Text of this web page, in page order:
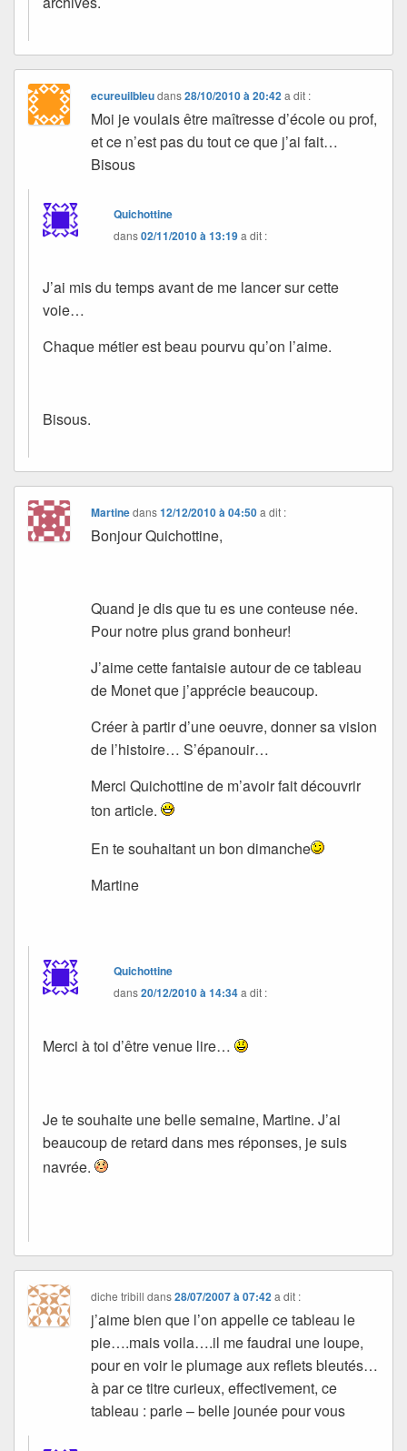
ecureuilbleudans28/10/2010 à 20:42 a dit :
Moi je voulais être maîtresse d’école ou prof,
et ce n’est pas du tout ce que j’ai fait…
Bisous
Quichottine
dans02/11/2010 à 13:19a dit :
J’ai mis du temps avant de me lancer sur cette
voie…
Chaque métier est beau pourvu qu’on l’aime.
Bisous.
Martinedans12/12/2010 à 04:50 a dit :
Bonjour Quichottine,
Quand je dis que tu es une conteuse née.
Pour notre plus grand bonheur!
J’aime cette fantaisie autour de ce tableau
de Monet que j’apprécie beaucoup.
Créer à partir d’une oeuvre, donner sa vision
de l’histoire… S’épanouir…
Merci Quichottine de m’avoir fait découvrir
ton article.
En te souhaitant un bon dimanche
Martine
Quichottine
dans20/12/2010 à 14:34a dit :
Merci à toi d’être venue lire…
Je te souhaite une belle semaine, Martine. J’ai
beaucoup de retard dans mes réponses, je suis
navrée.
diche tribill dans28/07/2007 à 07:42 a dit :
j’aime bien que l’on appelle ce tableau le
pie….mais voila….il me faudrai une loupe,
pour en voir le plumage aux reflets bleutés…
à par ce titre curieux, effectivement, ce
tableau : parle – belle jounée pour vous